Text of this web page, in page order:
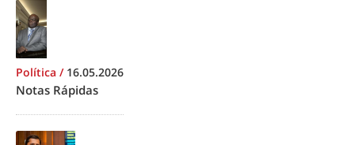
Política / 16.05.2026
Notas Rápidas